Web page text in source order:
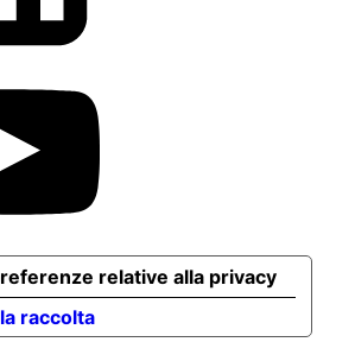
raccolta
relative alla privacy